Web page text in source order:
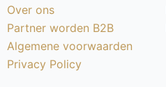
Over ons
Partner worden B2B
Algemene voorwaarden
Privacy Policy